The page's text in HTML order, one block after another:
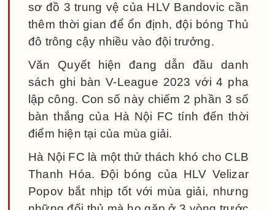
sơ đồ 3 trung vệ của HLV Bandovic cần
thêm thời gian để ổn định, đội bóng Thủ
đô trông cậy nhiều vào đội trưởng.
Văn Quyết hiện đang dẫn đầu danh
sách ghi bàn V-League 2023 với 4 pha
lập công. Con số này chiếm 2 phần 3 số
bàn thắng của Hà Nội FC tính đến thời
điểm hiện tại của mùa giải.
Hà Nội FC là một thử thách khó cho CLB
Thanh Hóa. Đội bóng của HLV Velizar
Popov bắt nhịp tốt với mùa giải, nhưng